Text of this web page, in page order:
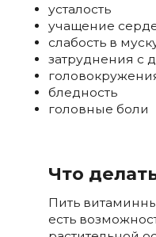
усталость
учащение
слабость в
затруднения с
бледность
головные боли
Что
Пить
есть